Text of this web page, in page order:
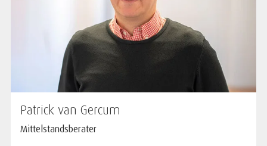
Patrick van Gercum
Mittelstandsberater